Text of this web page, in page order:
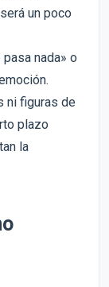
un poco
nada» o
ni figuras de
plazo
la